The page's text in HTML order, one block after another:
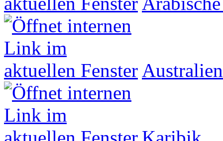
Australien